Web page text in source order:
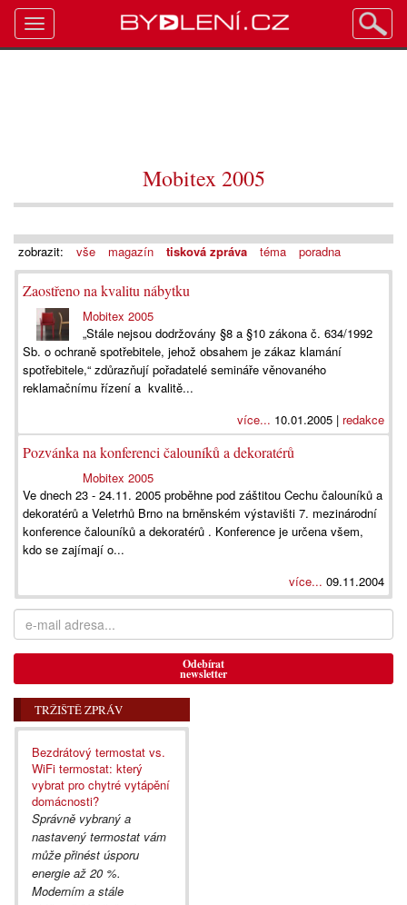
Mobitex 2005
zobrazit: vše magazín tisková zpráva téma poradna
Zaostřeno na kvalitu nábytku
Mobitex 2005
„Stále nejsou dodržovány §8 a §10 zákona č. 634/1992
Sb. o ochraně spotřebitele, jehož obsahem je zákaz klamání
spotřebitele,“ zdůrazňují pořadatelé semináře věnovaného
reklamačnímu řízení a kvalitě...
více... 10.01.2005 | redakce
Pozvánka na konferenci čalouníků a dekoratérů
Mobitex 2005
Ve dnech 23 - 24.11. 2005 proběhne pod záštitou Cechu čalouníků a
dekoratérů a Veletrhů Brno na brněnském výstavišti 7. mezinárodní
konference čalouníků a dekoratérů . Konference je určena všem,
kdo se zajímají o...
více... 09.11.2004
Odebírat
newsletter
TRŽIŠTĚ ZPRÁV
Bezdrátový termostat vs.
WiFi termostat: který
vybrat pro chytré vytápění
domácnosti?
Správně vybraný a
nastavený termostat vám
může přinést úsporu
energie až 20 %.
Moderním a stále
Toggle
navigation